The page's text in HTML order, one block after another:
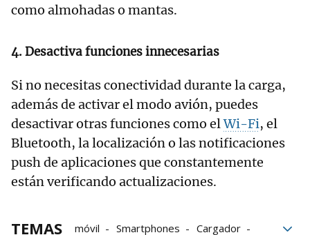
como almohadas o mantas.
4. Desactiva funciones innecesarias
Si no necesitas conectividad durante la carga,
además de activar el modo avión, puedes
desactivar otras funciones como elWi-Fi, el
Bluetooth, la localización o las notificaciones
push de aplicaciones que constantemente
están verificando actualizaciones.
TEMAS móvil Smartphones
Cargador